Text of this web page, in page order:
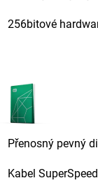
256bitové
Přenosný pevný
Kabel